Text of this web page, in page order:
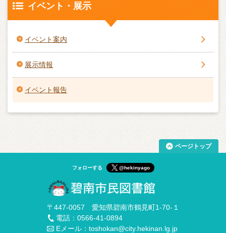
イベント・展示
イベント案内
展示情報
イベント報告
ページトップ
フォローする @hekinyago
〒447-0057 愛知県碧南市鶴見町1-70-１
電話：0566-41-0894
Eメール：toshokan@city.hekinan.lg.jp